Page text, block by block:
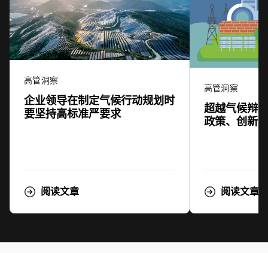
高管洞察
企业领导在制定气候行动规划时
要坚持高标准严要求
阅读文章
高管洞察
超越气候辩
政策、创新
阅读文章